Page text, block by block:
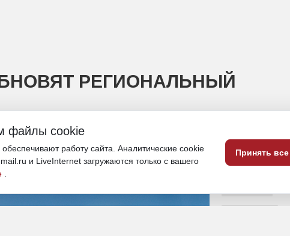
РЕГИОНАЛЬНЫЙ
придут на смену устаревшим Ан-24 и
8 июня, 18:50
файлы cookie
работу сайта. Аналитические cookie
и LiveInternet загружаются только с вашего
Принять все